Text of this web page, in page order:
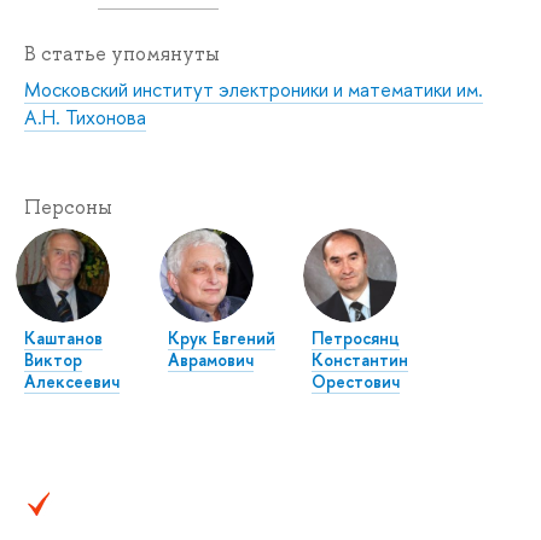
В статье упомянуты
Московский институт электроники и математики им.
А.Н. Тихонова
Персоны
Каштанов
Виктор
Алексеевич
Крук Евгений
Аврамович
Петросянц
Константин
Орестович